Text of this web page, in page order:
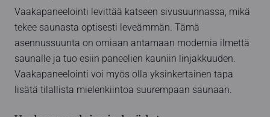
Vaakapaneelointi levittää katseen sivusuunnassa, mikä
tekee saunasta optisesti leveämmän. Tämä
asennussuunta on omiaan antamaan modernia ilmettä
saunalle ja tuo esiin paneelien kauniin linjakkuuden.
Vaakapaneelointi voi myös olla yksinkertainen tapa
lisätä tilallista mielenkiintoa suurempaan saunaan.